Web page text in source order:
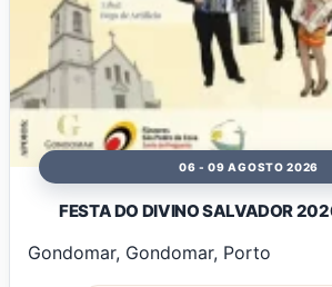
06 - 09 AGOSTO 2026
FESTA DO DIVINO SALVADOR
Gondomar, Gondomar, Porto